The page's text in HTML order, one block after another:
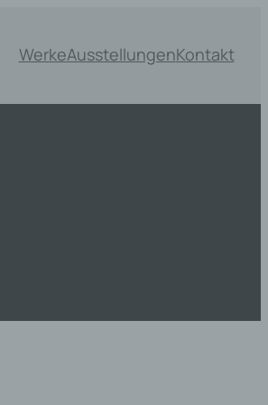
WerkeAusstellungenKontakt